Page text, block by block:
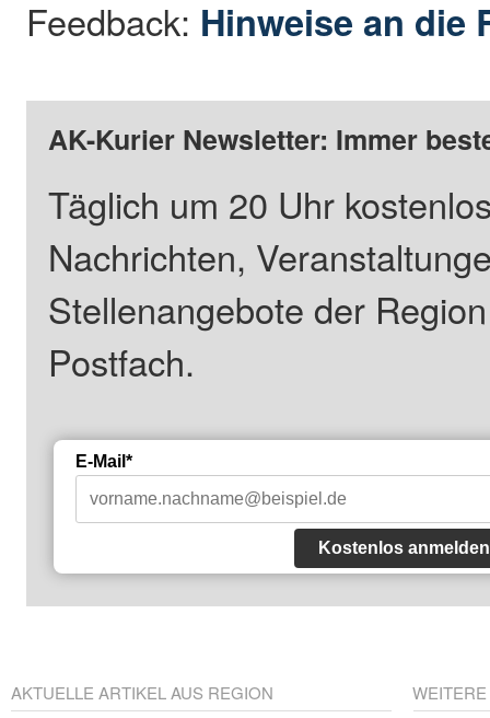
Feedback: Hinweise an die
AK-Kurier Newsletter: Immer
Täglich um 20 Uhr
Nachrichten,
Stellenangebote der
Postfach.
E-Mail*
Kostenlos anmelden
AKTUELLE ARTIKEL AUS REGION